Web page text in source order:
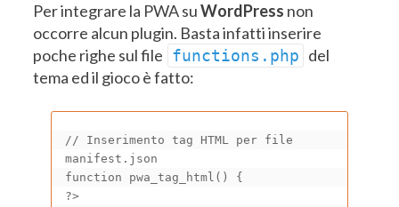
Per integrare la PWA suWordPress non
occorre alcun plugin. Basta infatti inserire
poche righe sul file functions.php del
tema ed il gioco è fatto:
// Inserimento tag HTML per file
manifest.json
function pwa_tag_html() {
?>